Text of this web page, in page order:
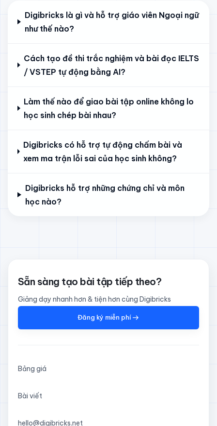
Digibricks là gì và hỗ trợ giáo viên Ngoại ngữ
như thế nào?
Cách tạo đề thi trắc nghiệm và bài đọc IELTS
/ VSTEP tự động bằng AI?
Làm thế nào để giao bài tập online không lo
học sinh chép bài nhau?
Digibricks có hỗ trợ tự động chấm bài và
xem ma trận lỗi sai của học sinh không?
Digibricks hỗ trợ những chứng chỉ và môn
học nào?
Sẵn sàng tạo bài tập tiếp theo?
Giảng dạy nhanh hơn & tiện hơn cùng Digibricks
Đăng ký miễn phí
Bảng giá
Bài viết
hello@digibricks.net